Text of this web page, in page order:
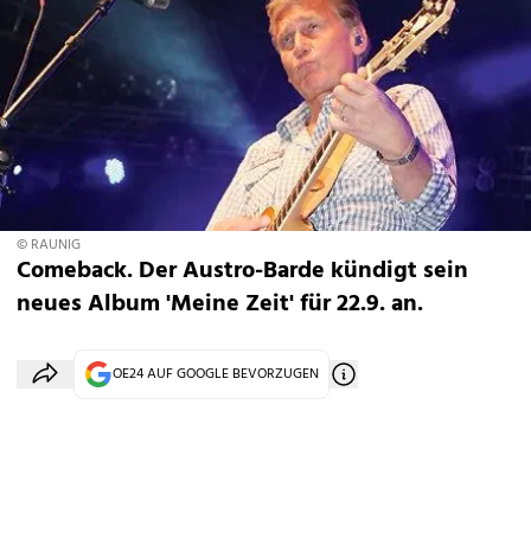
© RAUNIG
Comeback. Der Austro-Barde kündigt sein
neues Album 'Meine Zeit' für 22.9. an.
OE24 AUF GOOGLE BEVORZUGEN